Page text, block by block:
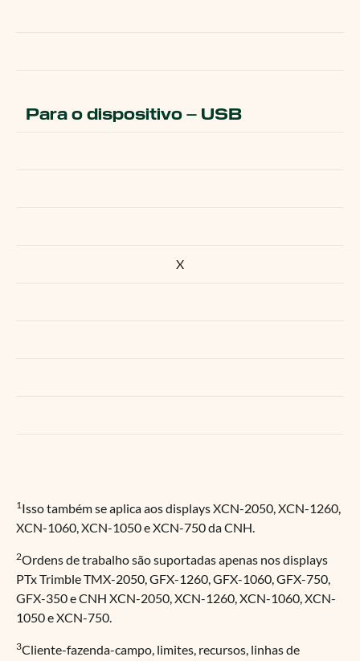
Para o dispositivo – USB
X
1Isso também se aplica aos displays XCN-2050, XCN-1260,
XCN-1060, XCN-1050 e XCN-750 da CNH.
2Ordens de trabalho são suportadas apenas nos displays
PTx Trimble TMX-2050, GFX-1260, GFX-1060, GFX-750,
GFX-350 e CNH XCN-2050, XCN-1260, XCN-1060, XCN-
1050 e XCN-750.
3Cliente-fazenda-campo, limites, recursos, linhas de